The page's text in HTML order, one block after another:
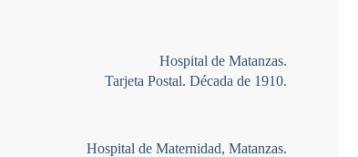
Hospital de Matanzas.
Tarjeta Postal. Década de 1910.
Hospital de Maternidad, Matanzas.